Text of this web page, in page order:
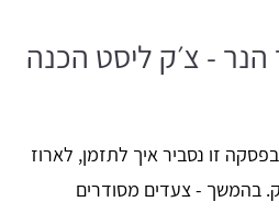
הנר - צ׳ק ליסט הכנה
זו נסביר איך לתזמן, לארוז
בהמשך - צעדים מסודרים